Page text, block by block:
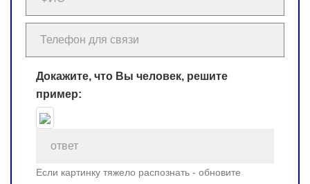
Докажите, что Вы человек, решите
пример:
Если картинку тяжело распознать - обновите